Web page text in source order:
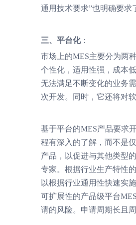
通用技术要求”也明确要求
三、平台化：
市场上的MES主要分为两
个性化，适用性强，成本
无法满足不断变化的业务
次开发。同时，它还将对
基于平台的MES产品要求
程有深入的了解，而不是
产品，以促进与其他类型
专家。根据行业生产特性
以根据行业通用性快速实
可扩展性的产品级平台
请的风险。申请周期长且周